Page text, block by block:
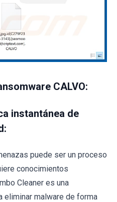
CALVO:
instantánea de
puede ser un proceso
conocimientos
Cleaner es una
eliminar malware de forma